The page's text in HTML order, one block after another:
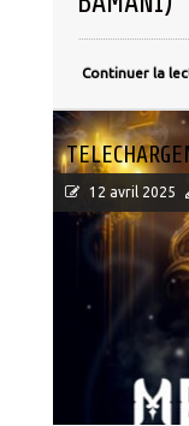
Continuer la
12 avril 2025